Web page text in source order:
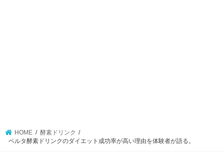
HOME
酵素ドリンク
ベルタ酵素ドリンクのダイエット成功率が高い理由を体験者が語る。